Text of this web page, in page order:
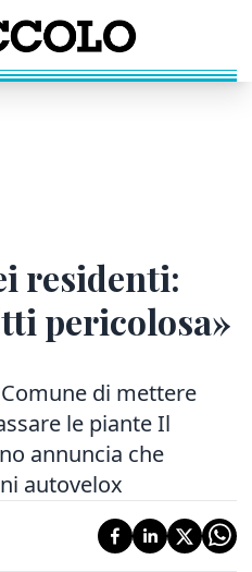
residenti:
pericolosa»
di mettere
le piante Il
annuncia che
autovelox